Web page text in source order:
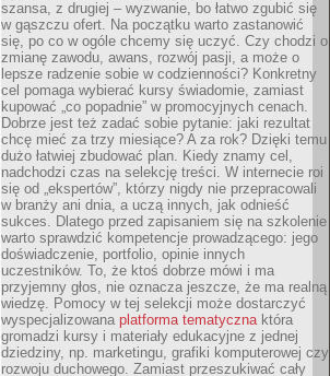
szansa, z drugiej – wyzwanie, bo łatwo zgubić się
w gąszczu ofert. Na początku warto zastanowić
się, po co w ogóle chcemy się uczyć. Czy chodzi o
zmianę zawodu, awans, rozwój pasji, a może o
lepsze radzenie sobie w codzienności? Konkretny
cel pomaga wybierać kursy świadomie, zamiast
kupować „co popadnie” w promocyjnych cenach.
Dobrze jest też zadać sobie pytanie: jaki rezultat
chcę mieć za trzy miesiące? A za rok? Dzięki temu
dużo łatwiej zbudować plan. Kiedy znamy cel,
nadchodzi czas na selekcję treści. W internecie roi
się od „ekspertów”, którzy nigdy nie przepracowali
w branży ani dnia, a uczą innych, jak odnieść
sukces. Dlatego przed zapisaniem się na szkolenie
warto sprawdzić kompetencje prowadzącego: jego
doświadczenie, portfolio, opinie innych
uczestników. To, że ktoś dobrze mówi i ma
przyjemny głos, nie oznacza jeszcze, że ma realną
wiedzę. Pomocy w tej selekcji może dostarczyć
wyspecjalizowana platforma tematycznaktóra
gromadzi kursy i materiały edukacyjne z jednej
dziedziny, np. marketingu, grafiki komputerowej czy
rozwoju duchowego. Zamiast przeszukiwać cały